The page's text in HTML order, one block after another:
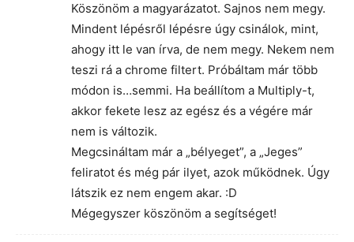
Köszönöm a magyarázatot. Sajnos nem megy.
Mindent lépésről lépésre úgy csinálok, mint,
ahogy itt le van írva, de nem megy. Nekem nem
teszi rá a chrome filtert. Próbáltam már több
módon is…semmi. Ha beállítom a Multiply-t,
akkor fekete lesz az egész és a végére már
nem is változik.
Megcsináltam már a „bélyeget”, a „Jeges”
feliratot és még pár ilyet, azok működnek. Úgy
látszik ez nem engem akar. :D
Mégegyszer köszönöm a segítséget!